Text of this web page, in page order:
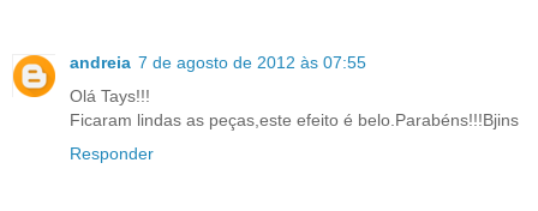
andreia 7 de agosto de 2012 às 07:55
Olá Tays!!!
Ficaram lindas as peças,este efeito é belo.Parabéns!!!Bjins
Responder